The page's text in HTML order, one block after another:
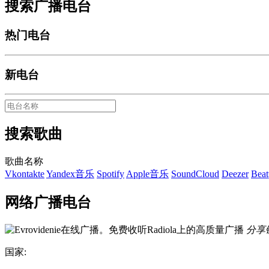
搜索广播电台
热门电台
新电台
搜索歌曲
歌曲名称
VkontakteYandex音乐 Spotify Apple音乐 SoundCloud Deezer
网络广播电台
分享
国家: